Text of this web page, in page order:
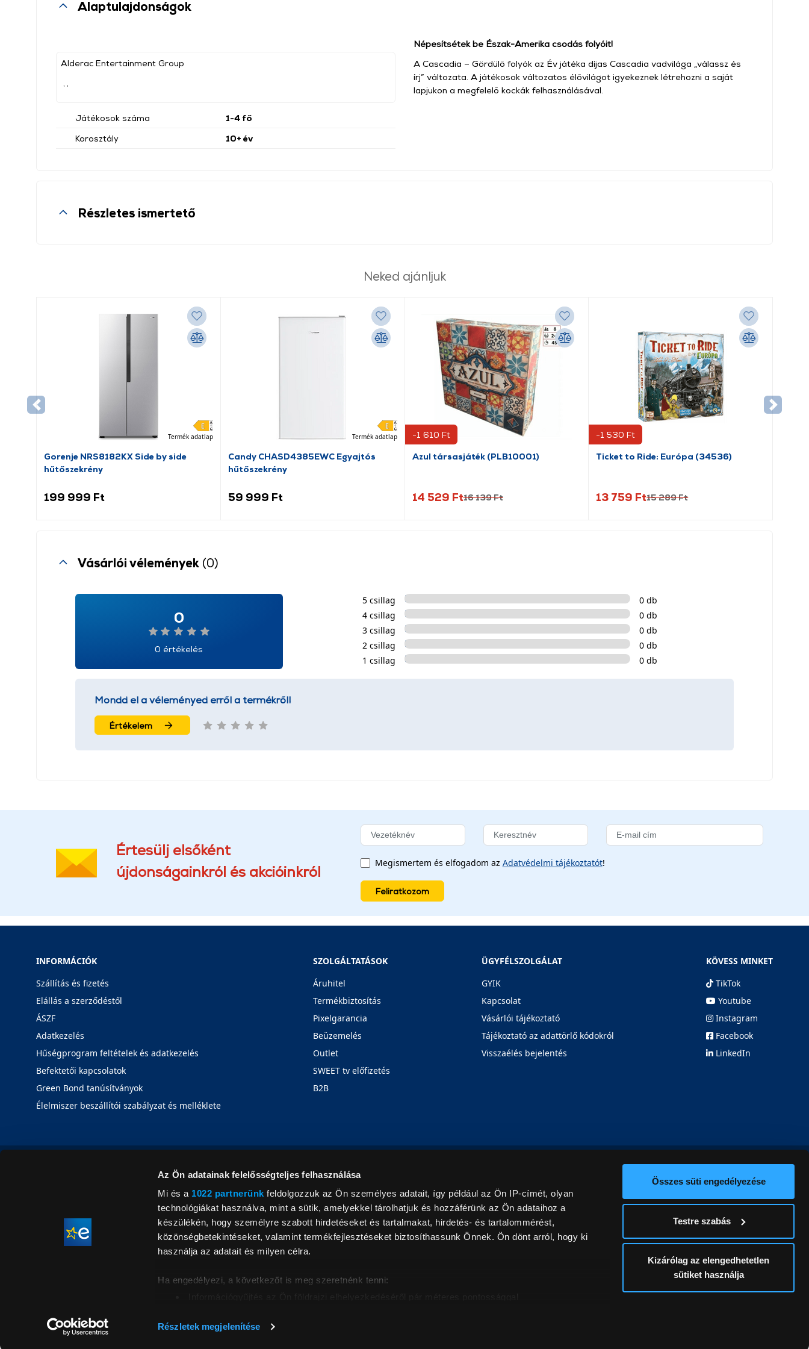
Az Ön adatainak felelősségteljes felhasználása
Mi és a 1022 partnerünk feldolgozzuk az Ön személyes adatait, így például az Ön IP-címét, olyan
technológiákat használva, mint a sütik, amelyekkel tárolhatjuk és hozzáférünk az Ön adataihoz a
készülékén, hogy személyre szabott hirdetéseket és tartalmakat, hirdetés- és tartalommérést,
közönségbetekintéseket, valamint termékfejlesztéseket biztosíthassunk Önnek. Ön dönt arról, hogy ki
használja az adatait és milyen célra.
Ha engedélyezi, a következőt is meg szeretnénk tenni:
ellenőrzésével
Részletek megjelenítése
Összes süti engedélyezése
Testre szabás
Kizárólag az elengedhetetlen
sütiket használja
Alaptulajdonságok
Alderac Entertainment Group
Játékosok száma
1-4 fő
Korosztály
10+ év
Népesítsétek be Észak-Amerika csodás folyóit!
A Cascadia – Gördülő folyók az Év játéka díjas Cascadia vadvilága „válassz és
írj” változata. A játékosok változatos élővilágot igyekeznek létrehozni a saját
lapjukon a megfelelő kockák felhasználásával.
Részletes ismertető
Neked ajánljuk
Termék adatlap
Gorenje NRS8182KX Side by side
hűtőszekrény
199 999 Ft
Termék adatlap
Candy CHASD4385EWC Egyajtós
hűtőszekrény
59 999 Ft
-1 610 Ft
Azul társasjáték (PLB10001)
14 529 Ft16 139 Ft
-1 530 Ft
Ticket to Ride: Európa (34536)
13 759 Ft15 289 Ft
Vásárlói vélemények (0)
0
0 értékelés
5 csillag
0 db
4 csillag
0 db
3 csillag
0 db
2 csillag
0 db
1 csillag
0 db
Mondd el a véleményed erről a termékről!
Értékelem
Értesülj elsőként
újdonságainkról és akcióinkról
Megismertem és elfogadom az Adatvédelmi tájékoztatót!
Feliratkozom
INFORMÁCIÓK
Szállítás és fizetés
Elállás a szerződéstől
ÁSZF
Adatkezelés
Hűségprogram feltételek és adatkezelés
Befektetői kapcsolatok
Green Bond tanúsítványok
Élelmiszer beszállítói szabályzat és melléklete
SZOLGÁLTATÁSOK
Áruhitel
Termékbiztosítás
Pixelgarancia
Beüzemelés
Outlet
SWEET tv előfizetés
B2B
ÜGYFÉLSZOLGÁLAT
GYIK
Kapcsolat
Vásárlói tájékoztató
Tájékoztató az adattörlő kódokról
Visszaélés bejelentés
KÖVESS MINKET
TikTok
Youtube
Instagram
Facebook
LinkedIn
© 2026. Minden jog fenntartva! Euronics Műszaki Áruházlánc
feltüntetett árak, képek leírások tájékoztató jellegűek, és nem minősülnek ajánlattételnek, az esetleges pontatlanságért